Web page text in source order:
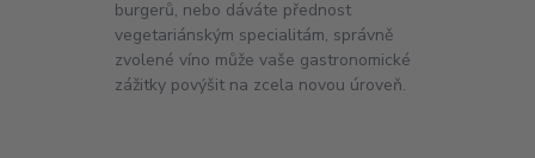
burgerů, nebo dáváte přednost
vegetariánským specialitám, správně
zvolené víno může vaše gastronomické
zážitky povýšit na zcela novou úroveň.